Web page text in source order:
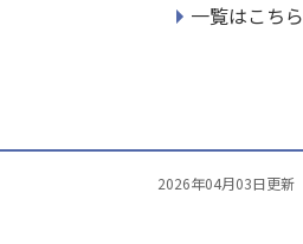
一覧はこちら
2026年04月03日更新